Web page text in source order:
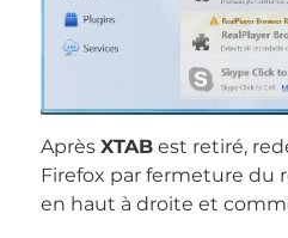
Après XTABest retiré,
Firefox par fermeture du
en haut à droite et